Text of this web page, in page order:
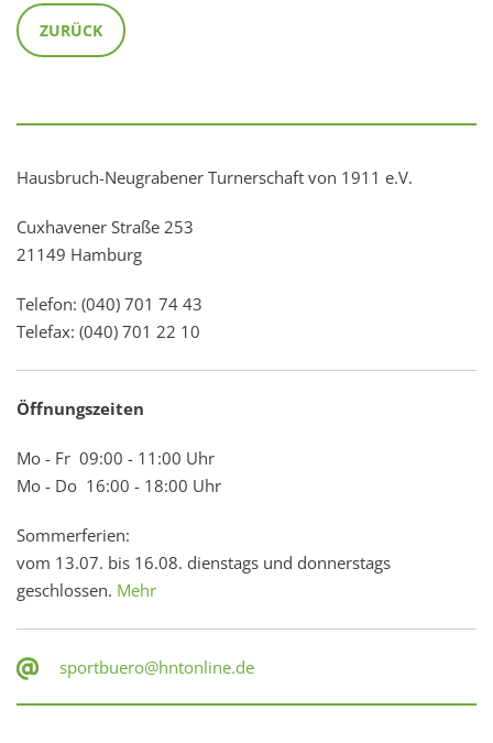
ZURÜCK
Hausbruch-Neugrabener Turnerschaft von 1911 e.V.
Cuxhavener Straße 253
21149 Hamburg
Telefon: (040) 701 74 43
Telefax: (040) 701 22 10
Öffnungszeiten
Mo - Fr 09:00 - 11:00 Uhr
Mo - Do 16:00 - 18:00 Uhr
Sommerferien:
vom 13.07. bis 16.08. dienstags und donnerstags
geschlossen. Mehr
sportbuero@hntonline.de